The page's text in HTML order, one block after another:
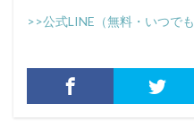
>>公式LINE（無料・いつでも